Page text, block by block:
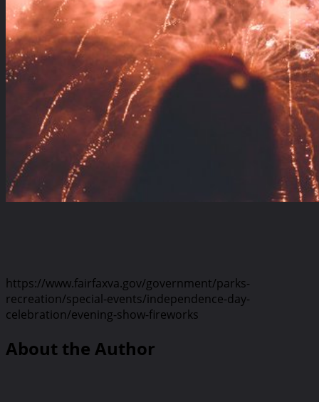
https://www.fairfaxva.gov/government/parks-
recreation/special-events/independence-day-
celebration/evening-show-fireworks
About the Author